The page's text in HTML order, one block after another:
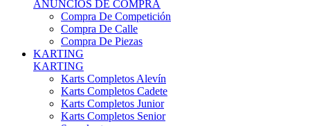
Compra De Calle
Compra De Piezas
KARTING
KARTING
Karts Completos Alevín
Karts Completos Cadete
Karts Completos Junior
Karts Completos Senior
Superkart
Karts Completos Hobbye